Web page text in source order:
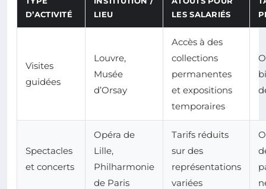
D’ACTIVITÉ
LIEU
LES SALARIÉS
Visites
guidées
Louvre,
Musée
d’Orsay
Accès à des
collections
permanentes
et expositions
temporaires
Spectacles
et concerts
Opéra de
Lille,
Philharmonie
de Paris
Tarifs réduits
sur des
représentations
variées